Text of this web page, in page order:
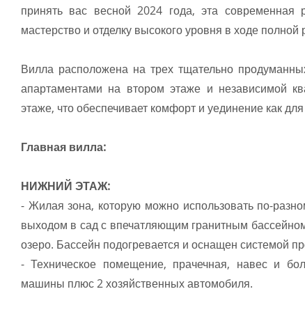
принять вас весной 2024 года, эта современная
мастерство и отделку высокого уровня в ходе полной
Вилла расположена на трех тщательно
апартаментами на втором этаже и независимой
этаже, что обеспечивает комфорт и уединение как
Главная вилла:
НИЖНИЙ ЭТАЖ:
- Жилая зона, которую можно использовать по-
выходом в сад с впечатляющим гранитным
озеро. Бассейн подогревается и оснащен системой
- Техническое помещение, прачечная, навес и
машины плюс 2 хозяйственных автомобиля.